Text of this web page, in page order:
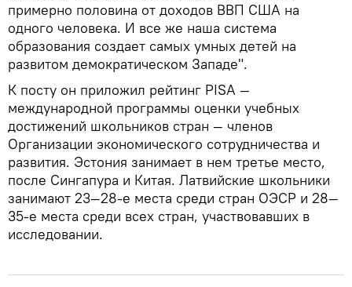
примерно половина от доходов ВВП США на
одного человека. И все же наша система
образования создает самых умных детей на
развитом демократическом Западе".
К посту он приложил рейтинг PISA —
международной программы оценки учебных
достижений школьников стран — членов
Организации экономического сотрудничества и
развития. Эстония занимает в нем третье место,
после Сингапура и Китая. Латвийские школьники
занимают 23—28-е места среди стран ОЭСР и 28—
35-е места среди всех стран, участвовавших в
исследовании.